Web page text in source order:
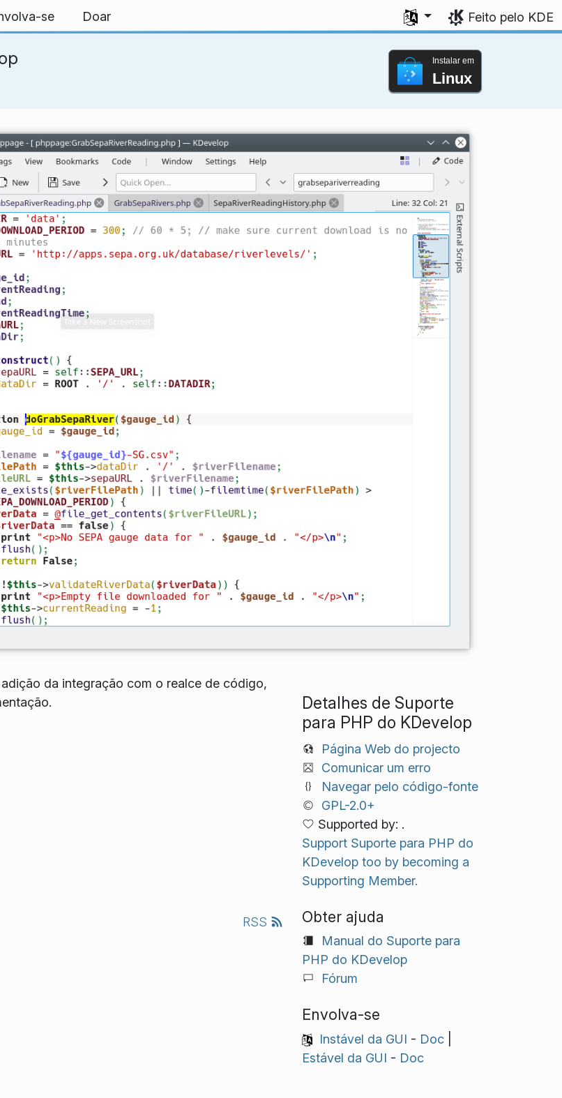
se Doar
Seleccione a sua língua
Feito pelo KDE
Instalar em
Linux
da integração com o realce de código,
RSS
Detalhes de Suporte
para PHP do KDevelop
Página Web do projecto
Comunicar um erro
Navegar pelo código-fonte
GPL-2.0+
Supported by: .
Support Suporte para PHP do
KDevelop too by becoming a
Supporting Member.
Obter ajuda
Manual do Suporte para
PHP do KDevelop
Fórum
Envolva-se
Instável da GUI - Doc|
Estável da GUI - Doc